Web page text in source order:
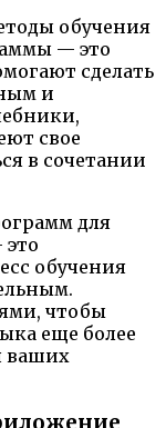
обучения
— это
сделать
и
свое
в сочетании
для
обучения
чтобы
еще более
ваших